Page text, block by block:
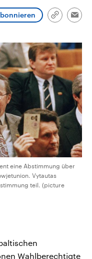
Link
eine Abstimmung über
Vytautas
teil. (picture
Wahlberechtigte